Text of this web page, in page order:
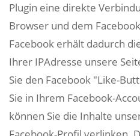
Plugin eine direkte
Browser und dem
Facebook erhält dadurch
Ihrer IPAdresse unsere
Sie den Facebook "Like-
Sie in Ihrem Facebook-
können Sie die Inhalte